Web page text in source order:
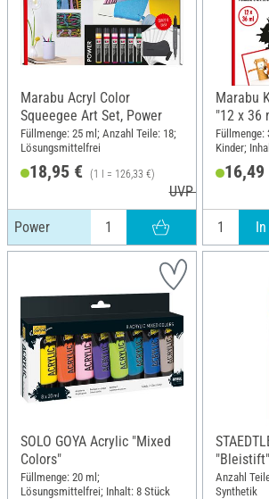
Marabu Acryl Color
Squeegee Art Set, Power
Füllmenge: 25 ml; Anzahl Teile: 18;
Lösungsmittelfrei
18,95 € (1 l = 126,33 €)
UVP 20,99 €
Power
Marabu
"12 x 36
Füllmenge:
Kinder;
16,49
SOLO GOYA Acrylic "Mixed
Colors"
Füllmenge: 20 ml;
Lösungsmittelfrei; Inhalt: 8 Stück
"Bleistift"
Anzahl
Synthetik